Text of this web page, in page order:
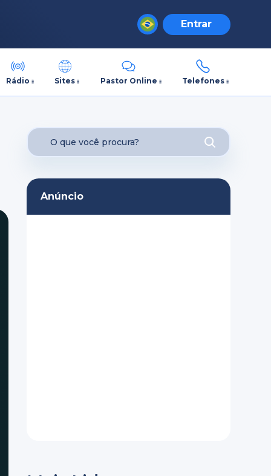
Entrar
Rádio Sites Pastor Online Telefones
Anúncio